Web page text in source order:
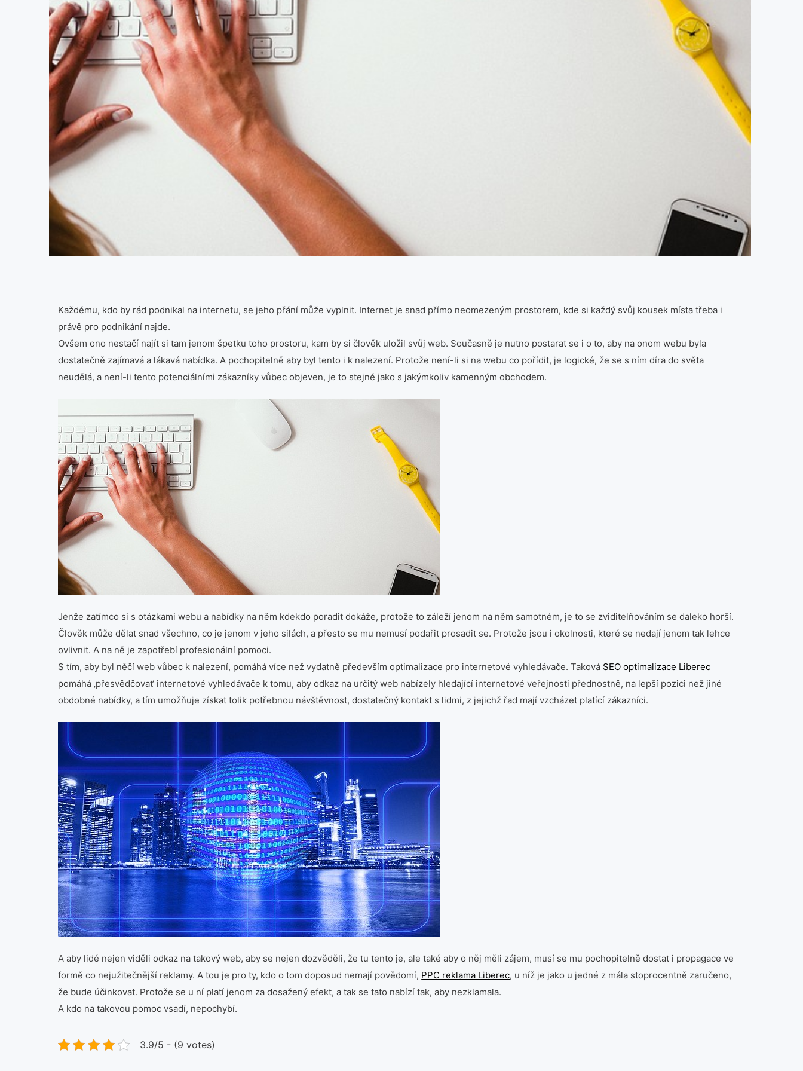
Každému, kdo by rád podnikal na internetu, se jeho přání může vyplnit. Internet je snad přímo neomezeným prostorem, kde si každý svůj kousek místa třeba i
právě pro podnikání najde.
Ovšem ono nestačí najít si tam jenom špetku toho prostoru, kam by si člověk uložil svůj web. Současně je nutno postarat se i o to, aby na onom webu byla
dostatečně zajímavá a lákavá nabídka. A pochopitelně aby byl tento i k nalezení. Protože není-li si na webu co pořídit, je logické, že se s ním díra do světa
neudělá, a není-li tento potenciálními zákazníky vůbec objeven, je to stejné jako s jakýmkoliv kamenným obchodem.
Jenže zatímco si s otázkami webu a nabídky na něm kdekdo poradit dokáže, protože to záleží jenom na něm samotném, je to se zviditelňováním se daleko horší.
Člověk může dělat snad všechno, co je jenom v jeho silách, a přesto se mu nemusí podařit prosadit se. Protože jsou i okolnosti, které se nedají jenom tak lehce
ovlivnit. A na ně je zapotřebí profesionální pomoci.
S tím, aby byl něčí web vůbec k nalezení, pomáhá více než vydatně především optimalizace pro internetové vyhledávače. Taková SEO optimalizace Liberec
pomáhá ‚přesvědčovat‘ internetové vyhledávače k tomu, aby odkaz na určitý web nabízely hledající internetové veřejnosti přednostně, na lepší pozici než jiné
obdobné nabídky, a tím umožňuje získat tolik potřebnou návštěvnost, dostatečný kontakt s lidmi, z jejichž řad mají vzcházet platící zákazníci.
A aby lidé nejen viděli odkaz na takový web, aby se nejen dozvěděli, že tu tento je, ale také aby o něj měli zájem, musí se mu pochopitelně dostat i propagace ve
formě co nejužitečnější reklamy. A tou je pro ty, kdo o tom doposud nemají povědomí, PPC reklama Liberec, u níž je jako u jedné z mála stoprocentně zaručeno,
že bude účinkovat. Protože se u ní platí jenom za dosažený efekt, a tak se tato nabízí tak, aby nezklamala.
A kdo na takovou pomoc vsadí, nepochybí.
3.9/5 - (9 votes)